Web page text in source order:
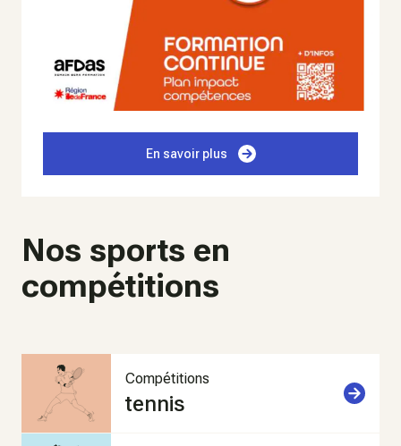
En savoir plus
Nos sports en
compétitions
Compétitions
tennis